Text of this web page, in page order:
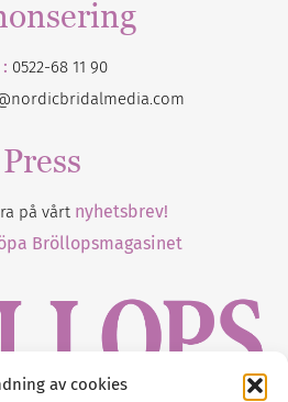
av cookies
0522-68 11 90
Press
på vårt nyhetsbrev!
Bröllopsmagasinet